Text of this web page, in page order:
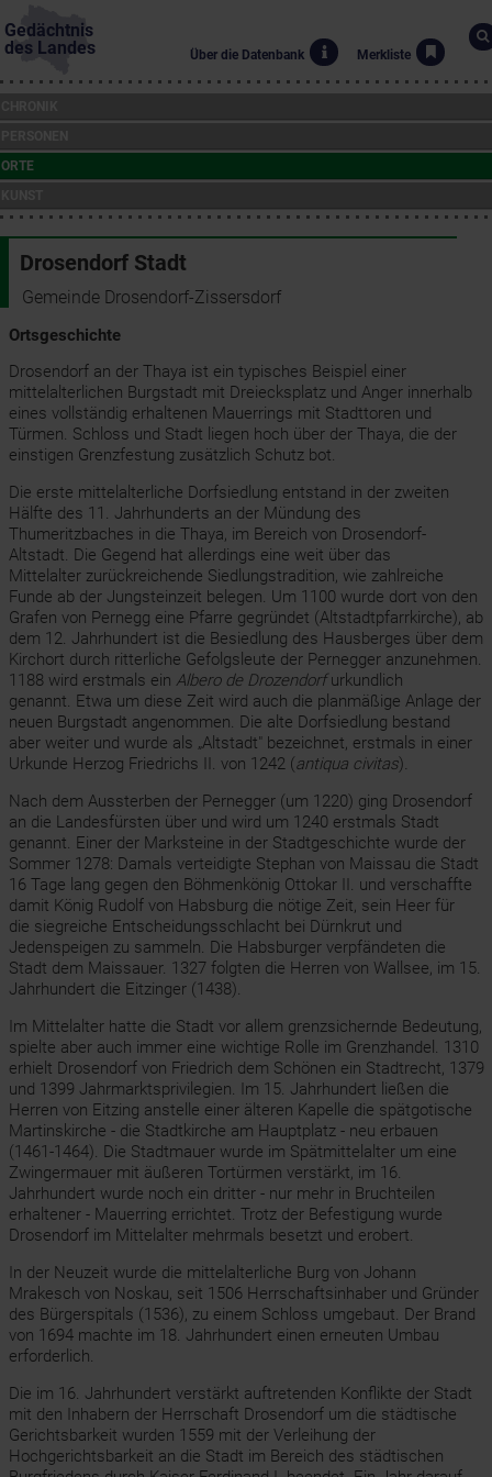
Gedächtnis
des Landes
Über die Datenbank Merkliste
ORTE
Drosendorf Stadt
Gemeinde Drosendorf-Zissersdorf
Ortsgeschichte
Drosendorf an der Thaya ist ein typisches Beispiel einer
mittelalterlichen Burgstadt mit Dreiecksplatz und Anger innerhalb
eines vollständig erhaltenen Mauerrings mit Stadttoren und
Türmen. Schloss und Stadt liegen hoch über der Thaya, die der
einstigen Grenzfestung zusätzlich Schutz bot.
Die erste mittelalterliche Dorfsiedlung entstand in der zweiten
Hälfte des 11. Jahrhunderts an der Mündung des
Thumeritzbaches in die Thaya, im Bereich von Drosendorf-
Altstadt. Die Gegend hat allerdings eine weit über das
Mittelalter zurückreichende Siedlungstradition, wie zahlreiche
Funde ab der Jungsteinzeit belegen. Um 1100 wurde dort von den
Grafen von Pernegg eine Pfarre gegründet (Altstadtpfarrkirche), ab
dem 12. Jahrhundert ist die Besiedlung des Hausberges über dem
Kirchort durch ritterliche Gefolgsleute der Pernegger anzunehmen.
1188 wird erstmals ein Albero de Drozendorfurkundlich
genannt. Etwa um diese Zeit wird auch die planmäßige Anlage der
neuen Burgstadt angenommen. Die alte Dorfsiedlung bestand
aber weiter und wurde als „Altstadt" bezeichnet, erstmals in einer
Urkunde Herzog Friedrichs II. von 1242 (antiqua civitas).
Nach dem Aussterben der Pernegger (um 1220) ging Drosendorf
an die Landesfürsten über und wird um 1240 erstmals Stadt
genannt. Einer der Marksteine in der Stadtgeschichte wurde der
Sommer 1278: Damals verteidigte Stephan von Maissau die Stadt
16 Tage lang gegen den Böhmenkönig Ottokar II. und verschaffte
damit König Rudolf von Habsburg die nötige Zeit, sein Heer für
die siegreiche Entscheidungsschlacht bei Dürnkrut und
Jedenspeigen zu sammeln. Die Habsburger verpfändeten die
Stadt dem Maissauer. 1327 folgten die Herren von Wallsee, im 15.
Jahrhundert die Eitzinger (1438).
Im Mittelalter hatte die Stadt vor allem grenzsichernde Bedeutung,
spielte aber auch immer eine wichtige Rolle im Grenzhandel. 1310
erhielt Drosendorf von Friedrich dem Schönen ein Stadtrecht, 1379
und 1399 Jahrmarktsprivilegien. Im 15. Jahrhundert ließen die
Herren von Eitzing anstelle einer älteren Kapelle die spätgotische
Martinskirche - die Stadtkirche am Hauptplatz - neu erbauen
(1461-1464). Die Stadtmauer wurde im Spätmittelalter um eine
Zwingermauer mit äußeren Tortürmen verstärkt, im 16.
Jahrhundert wurde noch ein dritter - nur mehr in Bruchteilen
erhaltener - Mauerring errichtet. Trotz der Befestigung wurde
Drosendorf im Mittelalter mehrmals besetzt und erobert.
In der Neuzeit wurde die mittelalterliche Burg von Johann
Mrakesch von Noskau, seit 1506 Herrschaftsinhaber und Gründer
des Bürgerspitals (1536), zu einem Schloss umgebaut. Der Brand
von 1694 machte im 18. Jahrhundert einen erneuten Umbau
erforderlich.
Die im 16. Jahrhundert verstärkt auftretenden Konflikte der Stadt
mit den Inhabern der Herrschaft Drosendorf um die städtische
Gerichtsbarkeit wurden 1559 mit der Verleihung der
Hochgerichtsbarkeit an die Stadt im Bereich des städtischen